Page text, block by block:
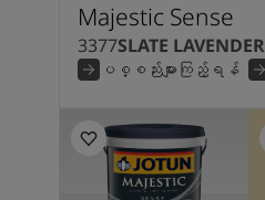
Majestic Sense
3377SLATE LAVENDER
ပစ္စည်းများကြည့်ရန်